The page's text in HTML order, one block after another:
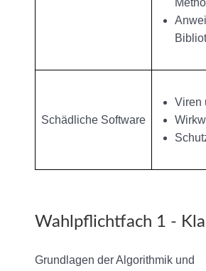
Schädliche Software
Viren
Wahlpflichtfach 1 -
Grundlagen der Algorithmik und